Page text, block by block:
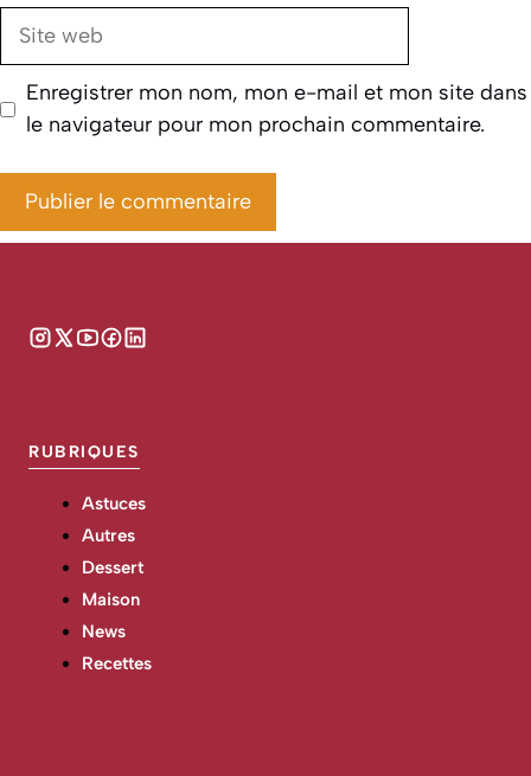
Site
Enregistrer mon nom, mon e-mail et mon site dans
le navigateur pour mon prochain commentaire.
RUBRIQUES
Astuces
Autres
Dessert
Maison
News
Recettes